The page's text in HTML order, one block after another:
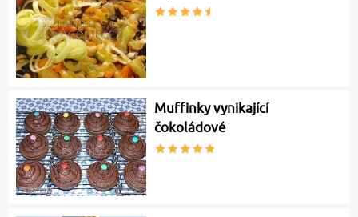
Muffinky vynikající
čokoládové